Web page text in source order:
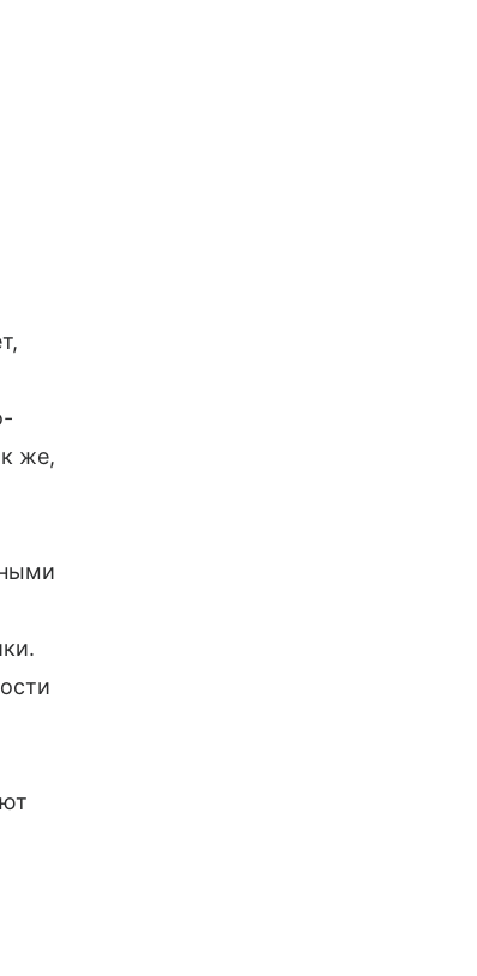
же,